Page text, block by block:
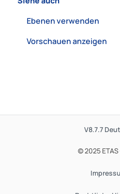
Ebenen verwenden
Vorschauen anzeigen
V8.7.7
© 2025 ETAS